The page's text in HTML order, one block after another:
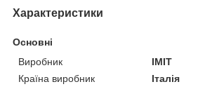
Характеристики
Основні
Виробник
IMIT
Країна виробник
Італія